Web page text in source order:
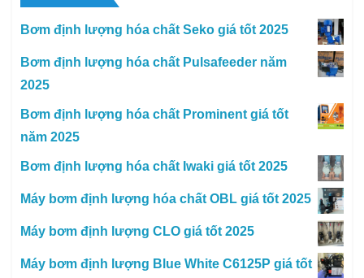
Bơm định lượng hóa chất Seko giá tốt 2025
Bơm định lượng hóa chất Pulsafeeder năm
2025
Bơm định lượng hóa chất Prominent giá tốt
năm 2025
Bơm định lượng hóa chất Iwaki giá tốt 2025
Máy bơm định lượng hóa chất OBL giá tốt 2025
Máy bơm định lượng CLO giá tốt 2025
Máy bơm định lượng Blue White C6125P giá tốt